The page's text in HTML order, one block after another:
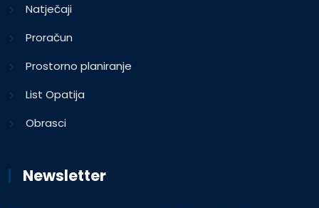
Natječaji
Proračun
Prostorno planiranje
List Opatija
Obrasci
Newsletter